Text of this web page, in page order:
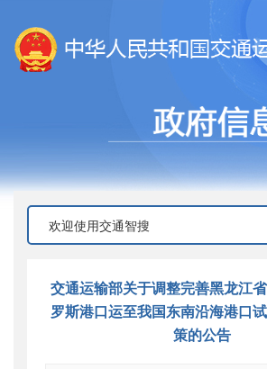
交通运输部关于调整完善黑龙江
罗斯港口运至我国东南沿海港口
策的公告